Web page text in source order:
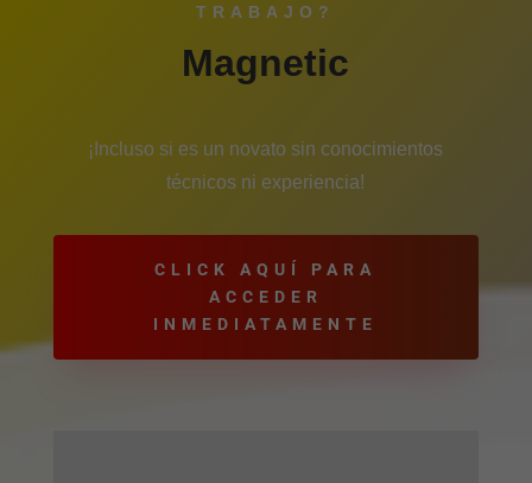
TRABAJO?
Magnetic
¡Incluso si es un novato sin conocimientos
técnicos ni experiencia!
CLICK AQUÍ PARA
ACCEDER
INMEDIATAMENTE